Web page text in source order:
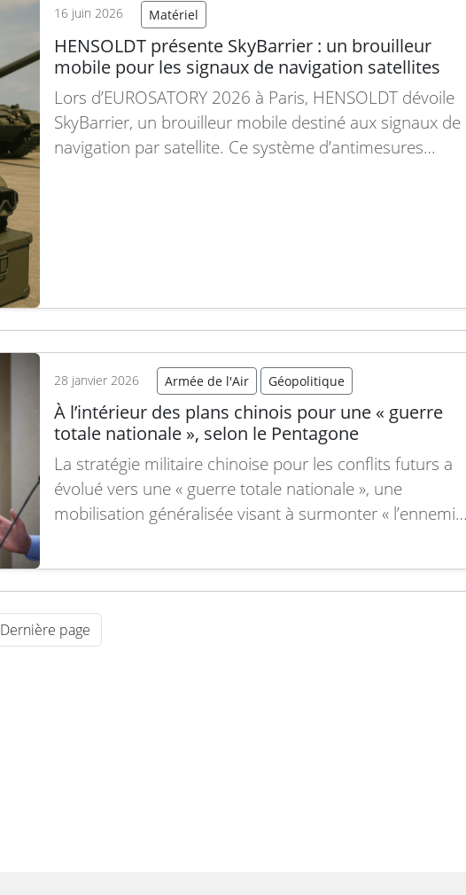
16 juin 2026 Matériel
HENSOLDT présente SkyBarrier : un brouilleur
mobile pour les signaux de navigation satellites
Lors d’EUROSATORY 2026 à Paris, HENSOLDT dévoile
SkyBarrier, un brouilleur mobile destiné aux signaux de
navigation par satellite. Ce système d’antimesures
28 janvier 2026 Armée de l'Air Géopolitique
À l’intérieur des plans chinois pour une « guerre
totale nationale », selon le Pentagone
La stratégie militaire chinoise pour les conflits futurs a
évolué vers une « guerre totale nationale », une
mobilisation généralisée visant à surmonter « l’ennemi
C’est la conclusion d’un récent rapport du Pentagone
adressé au Congrès, qui analyse les développements
militaires de…
Dernière page